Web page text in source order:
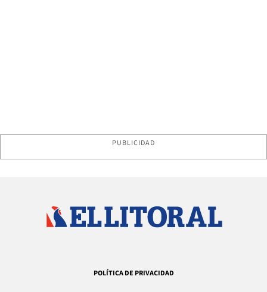
PUBLICIDAD
POLÍTICA DE PRIVACIDAD